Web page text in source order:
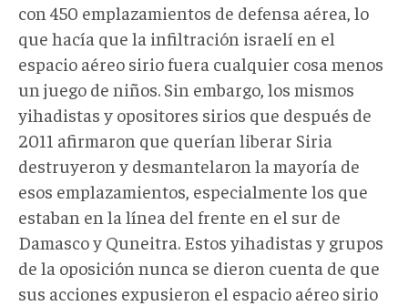
con 450 emplazamientos de defensa aérea, lo
que hacía que la infiltración israelí en el
espacio aéreo sirio fuera cualquier cosa menos
un juego de niños. Sin embargo, los mismos
yihadistas y opositores sirios que después de
2011 afirmaron que querían liberar Siria
destruyeron y desmantelaron la mayoría de
esos emplazamientos, especialmente los que
estaban en la línea del frente en el sur de
Damasco y Quneitra. Estos yihadistas y grupos
de la oposición nunca se dieron cuenta de que
sus acciones expusieron el espacio aéreo sirio